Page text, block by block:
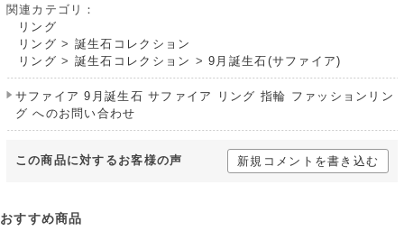
関連カテゴリ：
リング
リング > 誕生石コレクション
リング > 誕生石コレクション >9月誕生石(サファイア)
サファイア 9月誕生石 サファイア リング 指輪 ファッションリン
グ へのお問い合わせ
この商品に対するお客様の声 新規コメントを書き込む
おすすめ商品